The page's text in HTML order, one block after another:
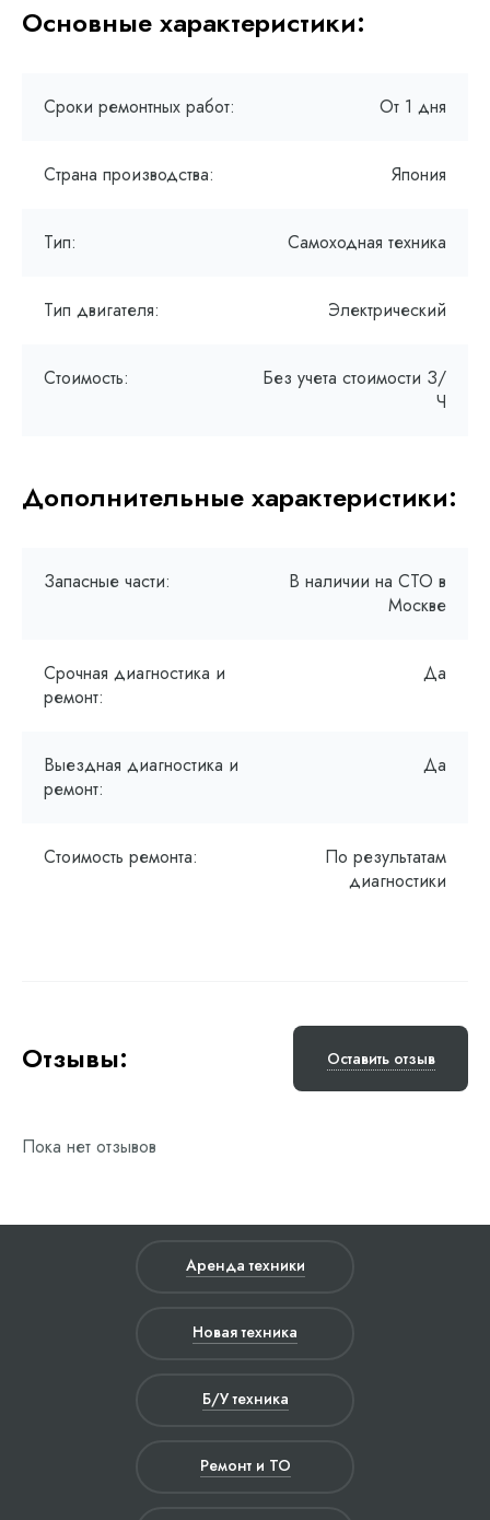
Основные характеристики:
Сроки ремонтных работ: От 1 дня
Страна производства: Япония
Тип: Самоходная техника
Тип двигателя: Электрический
Стоимость:
Без учета стоимости З/
Ч
Дополнительные характеристики:
Запасные части:
В наличии на СТО в
Москве
Срочная диагностика и
ремонт:
Да
Выездная диагностика и
ремонт:
Да
Стоимость ремонта:
По результатам
диагностики
Отзывы: Оставить отзыв
Пока нет отзывов
Аренда техники
Новая техника
Б/У техника
Ремонт и ТО